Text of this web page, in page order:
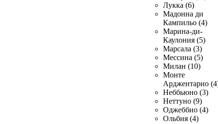
Лукка (6)
Мадонна ди
Кампильо (4)
Марина-ди-
Каулония (5)
Марсала (3)
Мессина (5)
Милан (10)
Монте
Арджентарио
Неббьюно (3)
Неттуно (9)
Оджеббио (4)
Ольбия (4)